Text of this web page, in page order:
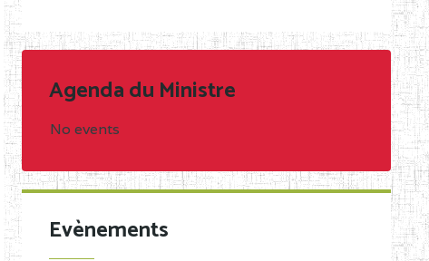
Agenda du Ministre
No events
Evènements